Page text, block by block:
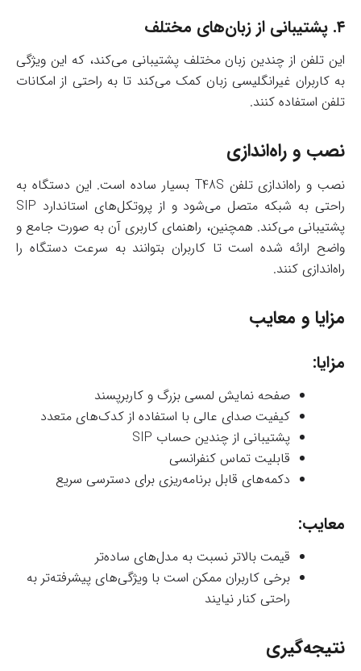
۴. پشتیبانی از زبان‌های مختلف
این تلفن از چندین زبان مختلف پشتیبانی می‌کند، که این ویژگی
به کاربران غیرانگلیسی زبان کمک می‌کند تا به راحتی از امکانات
تلفن استفاده کنند.
نصب و راه‌اندازی
نصب و راه‌اندازی تلفن T48S بسیار ساده است. این دستگاه به
راحتی به شبکه متصل می‌شود و از پروتکل‌های استاندارد SIP
پشتیبانی می‌کند. همچنین، راهنمای کاربری آن به صورت جامع و
واضح ارائه شده است تا کاربران بتوانند به سرعت دستگاه را
راه‌اندازی کنند.
مزایا و معایب
مزایا:
صفحه نمایش لمسی بزرگ و کاربرپسند
کیفیت صدای عالی با استفاده از کدک‌های متعدد
پشتیبانی از چندین حساب SIP
قابلیت تماس کنفرانسی
دکمه‌های قابل برنامه‌ریزی برای دسترسی سریع
معایب:
قیمت بالاتر نسبت به مدل‌های ساده‌تر
برخی کاربران ممکن است با ویژگی‌های پیشرفته‌تر به
راحتی کنار نیایند
نتیجه‌گیری